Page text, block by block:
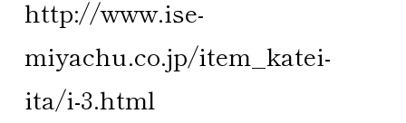
http://www.ise-
miyachu.co.jp/item_katei-
ita/i-3.html